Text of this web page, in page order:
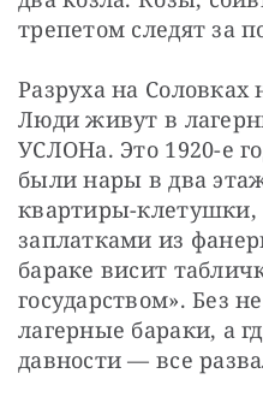
трепетом следят за
Разруха на
Люди живут в
УСЛОНа. Это 1920-е
были нары в два
квартиры-клетушки,
заплатками из
бараке висит
государством». Без
лагерные бараки, а
давности — ​все